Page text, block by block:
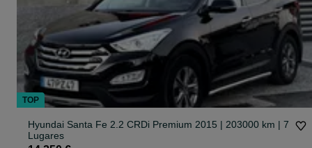
Hyundai Santa Fe 2.2 CRDi Premium 2015 | 203000 km | 7
Lugares
TOP